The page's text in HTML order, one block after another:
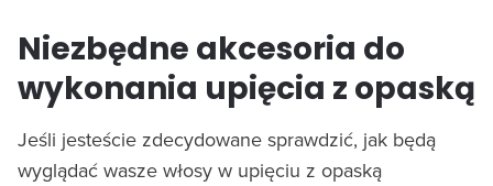
Niezbędne akcesoria do
wykonania upięcia z opaską
Jeśli jesteście zdecydowane sprawdzić, jak będą
wyglądać wasze włosy w upięciu z opaską